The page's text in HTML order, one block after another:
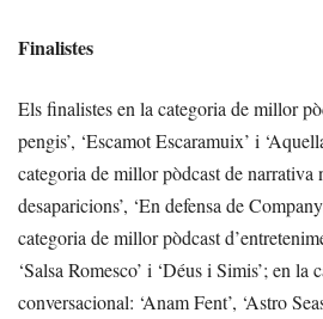
Finalistes
Els finalistes en la categoria de millor
pengis’, ‘Escamot Escaramuix’ i
categoria de millor pòdcast de narrativa
desaparicions’, ‘En defensa de
categoria de millor pòdcast
‘Salsa Romesco’ i ‘Déus i Simis’; en
conversacional: ‘Anam Fent’, ‘Astro